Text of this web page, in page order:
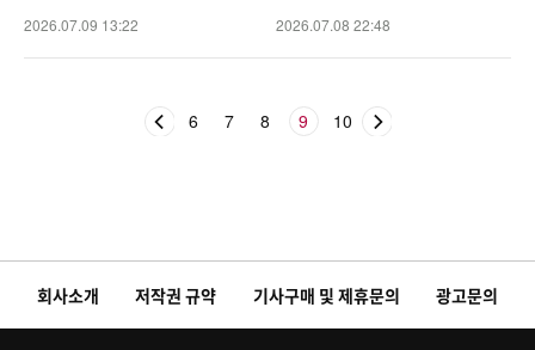
2026.07.09 13:22 2026.07.08 22:48
6 7 8 9 10
회사소개 저작권 규약 기사구매 및 제휴문의 광고문의